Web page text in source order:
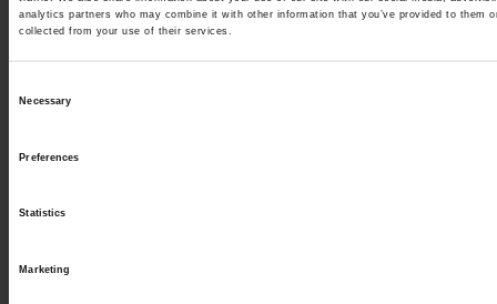
analytics partners who may combine it with other information that you’ve provided to them
collected from your use of their services.
Necessary
Preferences
Statistics
Marketing
Modificări în Consiliul de